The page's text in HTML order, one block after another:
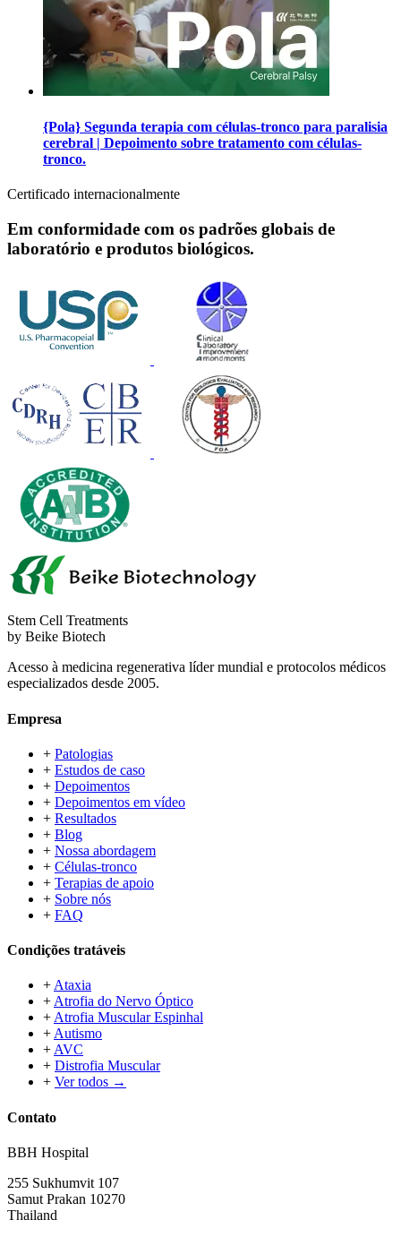
{Pola} Segunda terapia com células-tronco para paralisia
cerebral | Depoimento sobre tratamento com células-
tronco.
Certificado internacionalmente
Em conformidade com os padrões globais de
laboratório e produtos biológicos.
Stem Cell Treatments
by Beike Biotech
Acesso à medicina regenerativa líder mundial e protocolos médicos
especializados desde 2005.
Empresa
+ Patologias
+ Estudos de caso
+ Depoimentos
+ Depoimentos em vídeo
+ Resultados
+ Blog
+ Nossa abordagem
+ Células-tronco
+ Terapias de apoio
+ Sobre nós
+ FAQ
Condições tratáveis
+Ataxia
+Atrofia do Nervo Óptico
+Atrofia Muscular Espinhal
+Autismo
+AVC
+ Distrofia Muscular
+ Ver todos →
Contato
BBH Hospital
255 Sukhumvit 107
Samut Prakan 10270
Thailand